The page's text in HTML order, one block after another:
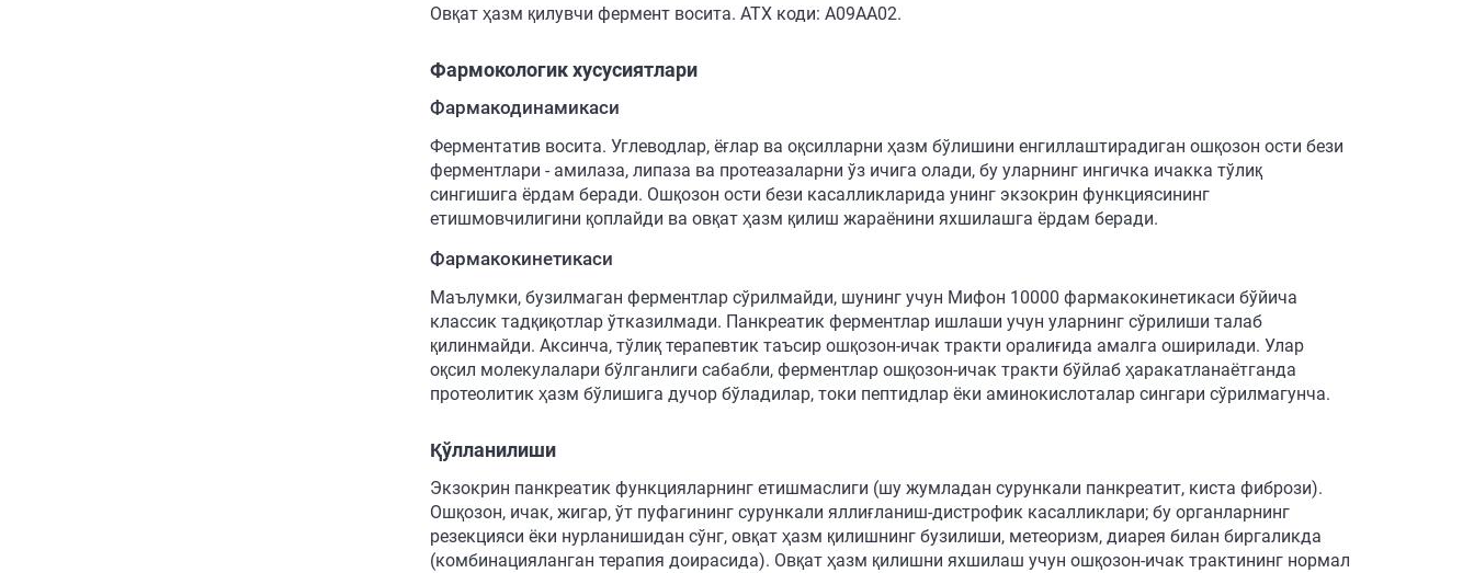
Овқат ҳазм қилувчи фермент восита. АТХ коди: А09АА02.
Фармокологик хусусиятлари
Фармакодинамикаси
Ферментатив восита. Углеводлар, ёғлар ва оқсилларни ҳазм бўлишини енгиллаштирадиган ошқозон ости бези
ферментлари - амилаза, липаза ва протеазаларни ўз ичига олади, бу уларнинг ингичка ичакка тўлиқ
сингишига ёрдам беради. Ошқозон ости бези касалликларида унинг экзокрин функциясининг
етишмовчилигини қоплайди ва овқат ҳазм қилиш жараёнини яхшилашга ёрдам беради.
Фармакокинетикаси
Маълумки, бузилмаган ферментлар сўрилмайди, шунинг учун Мифон 10000 фармакокинетикаси бўйича
классик тадқиқотлар ўтказилмади. Панкреатик ферментлар ишлаши учун уларнинг сўрилиши талаб
қилинмайди. Аксинча, тўлиқ терапевтик таъсир ошқозон-ичак тракти оралиғида амалга оширилади. Улар
оқсил молекулалари бўлганлиги сабабли, ферментлар ошқозон-ичак тракти бўйлаб ҳаракатланаётганда
протеолитик ҳазм бўлишига дучор бўладилар, токи пептидлар ёки аминокислоталар сингари сўрилмагунча.
Қўлланилиши
Экзокрин панкреатик функцияларнинг етишмаслиги (шу жумладан сурункали панкреатит, киста фибрози).
Ошқозон, ичак, жигар, ўт пуфагининг сурункали яллиғланиш-дистрофик касалликлари; бу органларнинг
резекцияси ёки нурланишидан сўнг, овқат ҳазм қилишнинг бузилиши, метеоризм, диарея билан биргаликда
(комбинацияланган терапия доирасида). Овқат ҳазм қилишни яхшилаш учун ошқозон-ичак трактининг нормал